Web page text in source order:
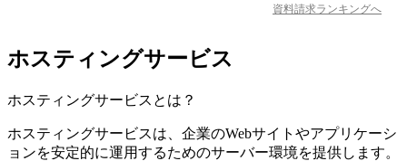
資料請求ランキングへ
ホスティングサービス
ホスティングサービス とは？
ホスティングサービスは、企業のWebサイトやアプリケーシ
ョンを安定的に運用するためのサーバー環境を提供します。